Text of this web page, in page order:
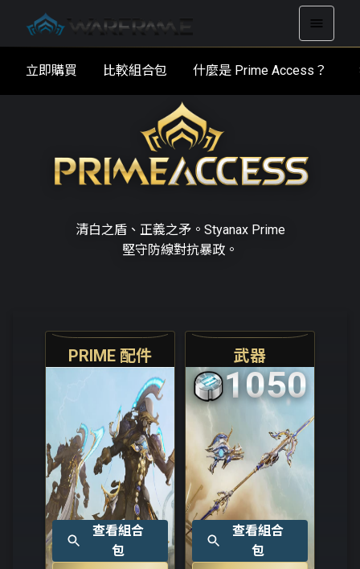
立即購買 比較組合包 什麼是 Prime Access？
清白之盾、正義之矛。Styanax Prime
堅守防線對抗暴政。
PRIME 配件
查看組合
包
武器
1050
查看組合
包